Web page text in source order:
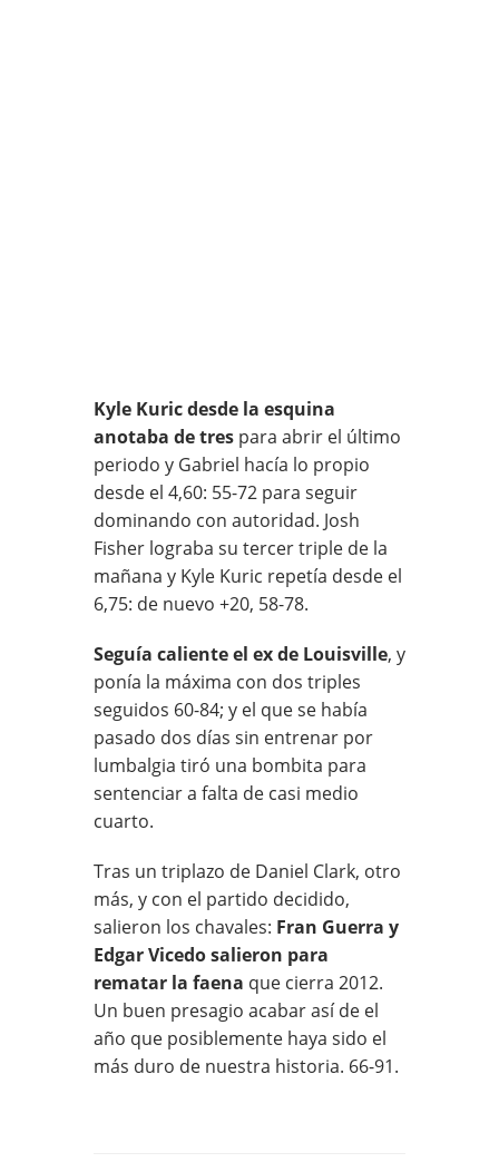
Kyle Kuric desde la esquina
anotaba de tres para abrir el último
periodo y Gabriel hacía lo propio
desde el 4,60: 55-72 para seguir
dominando con autoridad. Josh
Fisher lograba su tercer triple de la
mañana y Kyle Kuric repetía desde el
6,75: de nuevo +20, 58-78.
Seguía caliente el ex de Louisville, y
ponía la máxima con dos triples
seguidos 60-84; y el que se había
pasado dos días sin entrenar por
lumbalgia tiró una bombita para
sentenciar a falta de casi medio
cuarto.
Tras un triplazo de Daniel Clark, otro
más, y con el partido decidido,
salieron los chavales: Fran Guerra y
Edgar Vicedo salieron para
rematar la faena que cierra 2012.
Un buen presagio acabar así de el
año que posiblemente haya sido el
más duro de nuestra historia. 66-91.